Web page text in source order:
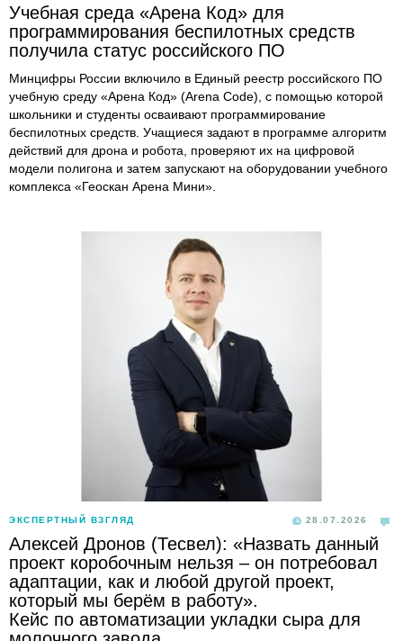
Учебная среда «Арена Код» для
программирования беспилотных средств
получила статус российского ПО
Минцифры России включило в Единый реестр российского ПО
учебную среду «Арена Код» (Arena Code), с помощью которой
школьники и студенты осваивают программирование
беспилотных средств. Учащиеся задают в программе алгоритм
действий для дрона и робота, проверяют их на цифровой
модели полигона и затем запускают на оборудовании учебного
комплекса «Геоскан Арена Мини».
ЭКСПЕРТНЫЙ ВЗГЛЯД 28.07.2026
Алексей Дронов (Тесвел): «Назвать данный
проект коробочным нельзя – он потребовал
адаптации, как и любой другой проект,
который мы берём в работу».
Кейс по автоматизации укладки сыра для